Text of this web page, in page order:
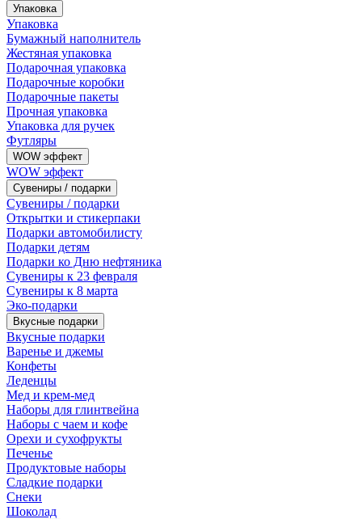
Упаковка
Упаковка
Бумажный наполнитель
Жестяная упаковка
Подарочная упаковка
Подарочные коробки
Подарочные пакеты
Прочная упаковка
Упаковка для ручек
Футляры
WOW эффект
WOW эффект
Сувениры / подарки
Сувениры / подарки
Открытки и стикерпаки
Подарки автомобилисту
Подарки детям
Подарки ко Дню нефтяника
Сувениры к 23 февраля
Сувениры к 8 марта
Эко-подарки
Вкусные подарки
Вкусные подарки
Варенье и джемы
Конфеты
Леденцы
Мед и крем-мед
Наборы для глинтвейна
Наборы с чаем и кофе
Орехи и сухофрукты
Печенье
Продуктовые наборы
Сладкие подарки
Снеки
Шоколад